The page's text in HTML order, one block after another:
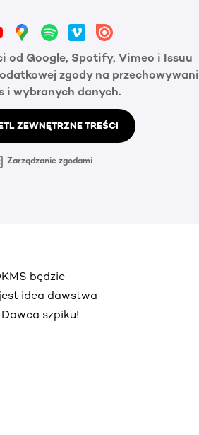
od Google, Spotify, Vimeo i Issuu
zgody na
i wybranych danych.
ZEWNĘTRZNE TREŚCI
Zarządzanie zgodami
będzie
idea dawstwa
szpiku!